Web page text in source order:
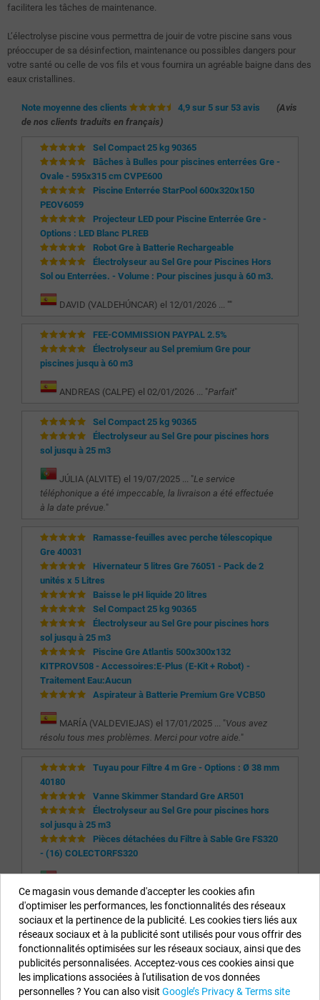
facilitera les tâches de maintenance.
L’électrolyse piscine vous permettra de jouir de votre piscine sans vous
préoccuper de sa désinfection, maintenance ou possibles dangers pour
votre santé ou celle de vos fils et vous fournira un agréable baigne dans des
eaux cristallines.
Note moyenne des clients 4,9 sur 5 sur 53 avis
(Avis
de nos clients traduits en français)
Sel Compact 25 kg 90365
Bâches à Bulles pour piscines enterrées Gre -
Ovale - 595x315 cm CVPE600
Piscine Enterrée StarPool 600x320x150
PEOV6059
Projecteur LED pour Piscine Enterrée Gre -
Options : LED Blanc PLREB
Robot Gre à Batterie Rechargeable
Électrolyseur au Sel Gre pour Piscines Hors
Sol ou Enterrées. - Volume : Pour piscines jusqu à 60 m3.
DAVID (VALDEHÚNCAR) el 12/01/2026 ... ""
FEE-COMMISSION PAYPAL 2.5%
Électrolyseur au Sel premium Gre pour
piscines jusqu à 60 m3
ANDREAS (CALPE) el 02/01/2026 ... "Parfait"
Sel Compact 25 kg 90365
Électrolyseur au Sel Gre pour piscines hors
sol jusqu à 25 m3
JÚLIA (ALVITE) el 19/07/2025 ... "Le service
téléphonique a été impeccable, la livraison a été effectuée
à la date prévue."
Ramasse-feuilles avec perche télescopique
Gre 40031
Hivernateur 5 litres Gre 76051 - Pack de 2
unités x 5 Litres
Baisse le pH liquide 20 litres
Sel Compact 25 kg 90365
Électrolyseur au Sel Gre pour piscines hors
sol jusqu à 25 m3
Piscine Gre Atlantis 500x300x132
KITPROV508 - Accessoires:E-Plus (E-Kit + Robot) -
Traitement Eau:Aucun
Aspirateur à Batterie Premium Gre VCB50
MARÍA (VALDEVIEJAS) el 17/01/2025 ... "Vous avez
résolu tous mes problèmes. Merci pour votre aide."
Tuyau pour Filtre 4 m Gre - Options : Ø 38 mm
40180
Vanne Skimmer Standard Gre AR501
Électrolyseur au Sel Gre pour piscines hors
sol jusqu à 25 m3
Pièces détachées du Filtre à Sable Gre FS320
- (16) COLECTORFS320
recommander "
Informations sur notre boutique
EYAROC COMPANY SL (FR04851917500)
Appelez-nous maintenant (FR) : 0187 654 060
Ce magasin vous demande d'accepter les cookies afin
d'optimiser les performances, les fonctionnalités des réseaux
sociaux et la pertinence de la publicité. Les cookies tiers liés aux
réseaux sociaux et à la publicité sont utilisés pour vous offrir des
fonctionnalités optimisées sur les réseaux sociaux, ainsi que des
publicités personnalisées. Acceptez-vous ces cookies ainsi que
les implications associées à l'utilisation de vos données
personnelles ? You can also visit Google’s Privacy & Terms site